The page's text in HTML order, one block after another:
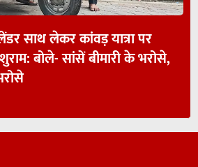
साथ लेकर कांवड़ यात्रा पर
बोले- सांसें बीमारी के भरोसे,